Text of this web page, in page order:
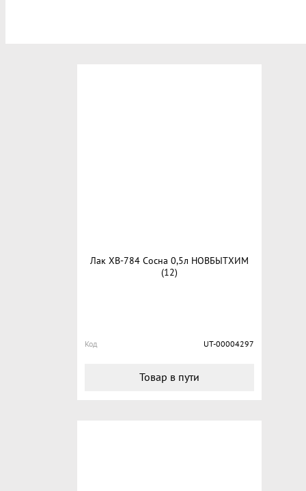
Лак ХВ-784 Сосна 0,5л НОВБЫТХИМ
(12)
Код UT-00004297
Товар в пути